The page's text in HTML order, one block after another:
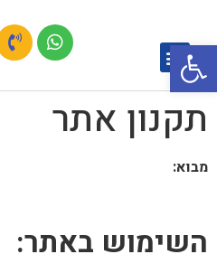
פתח סרגל נגישות
תקנון אתר
מבוא:
השימוש באתר: